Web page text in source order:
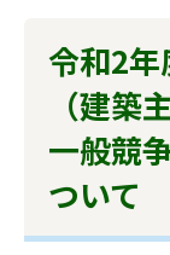
令和2年
（建築
一般競
ついて